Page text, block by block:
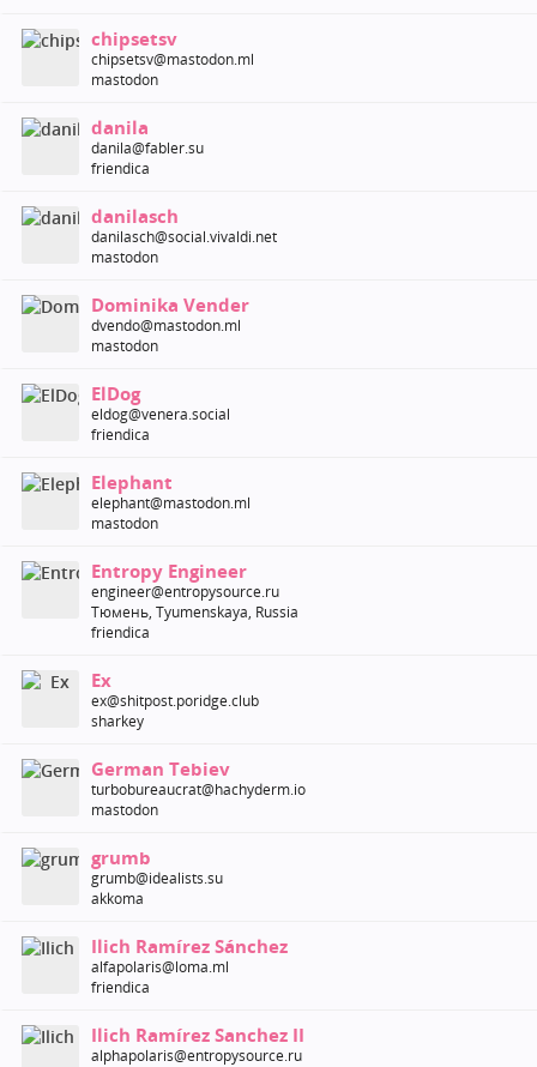
chipsetsv
chipsetsv@mastodon.ml
mastodon
danila
danila@fabler.su
friendica
danilasch
danilasch@social.vivaldi.net
mastodon
Dominika Vender
dvendo@mastodon.ml
mastodon
ElDog
eldog@venera.social
friendica
Elephant
elephant@mastodon.ml
mastodon
Entropy Engineer
engineer@entropysource.ru
Тюмень, Tyumenskaya, Russia
friendica
Ex
ex@shitpost.poridge.club
sharkey
German Tebiev
turbobureaucrat@hachyderm.io
mastodon
grumb
grumb@idealists.su
akkoma
Ilich Ramírez Sánchez
alfapolaris@loma.ml
friendica
Ilich Ramírez Sanchez II
alphapolaris@entropysource.ru